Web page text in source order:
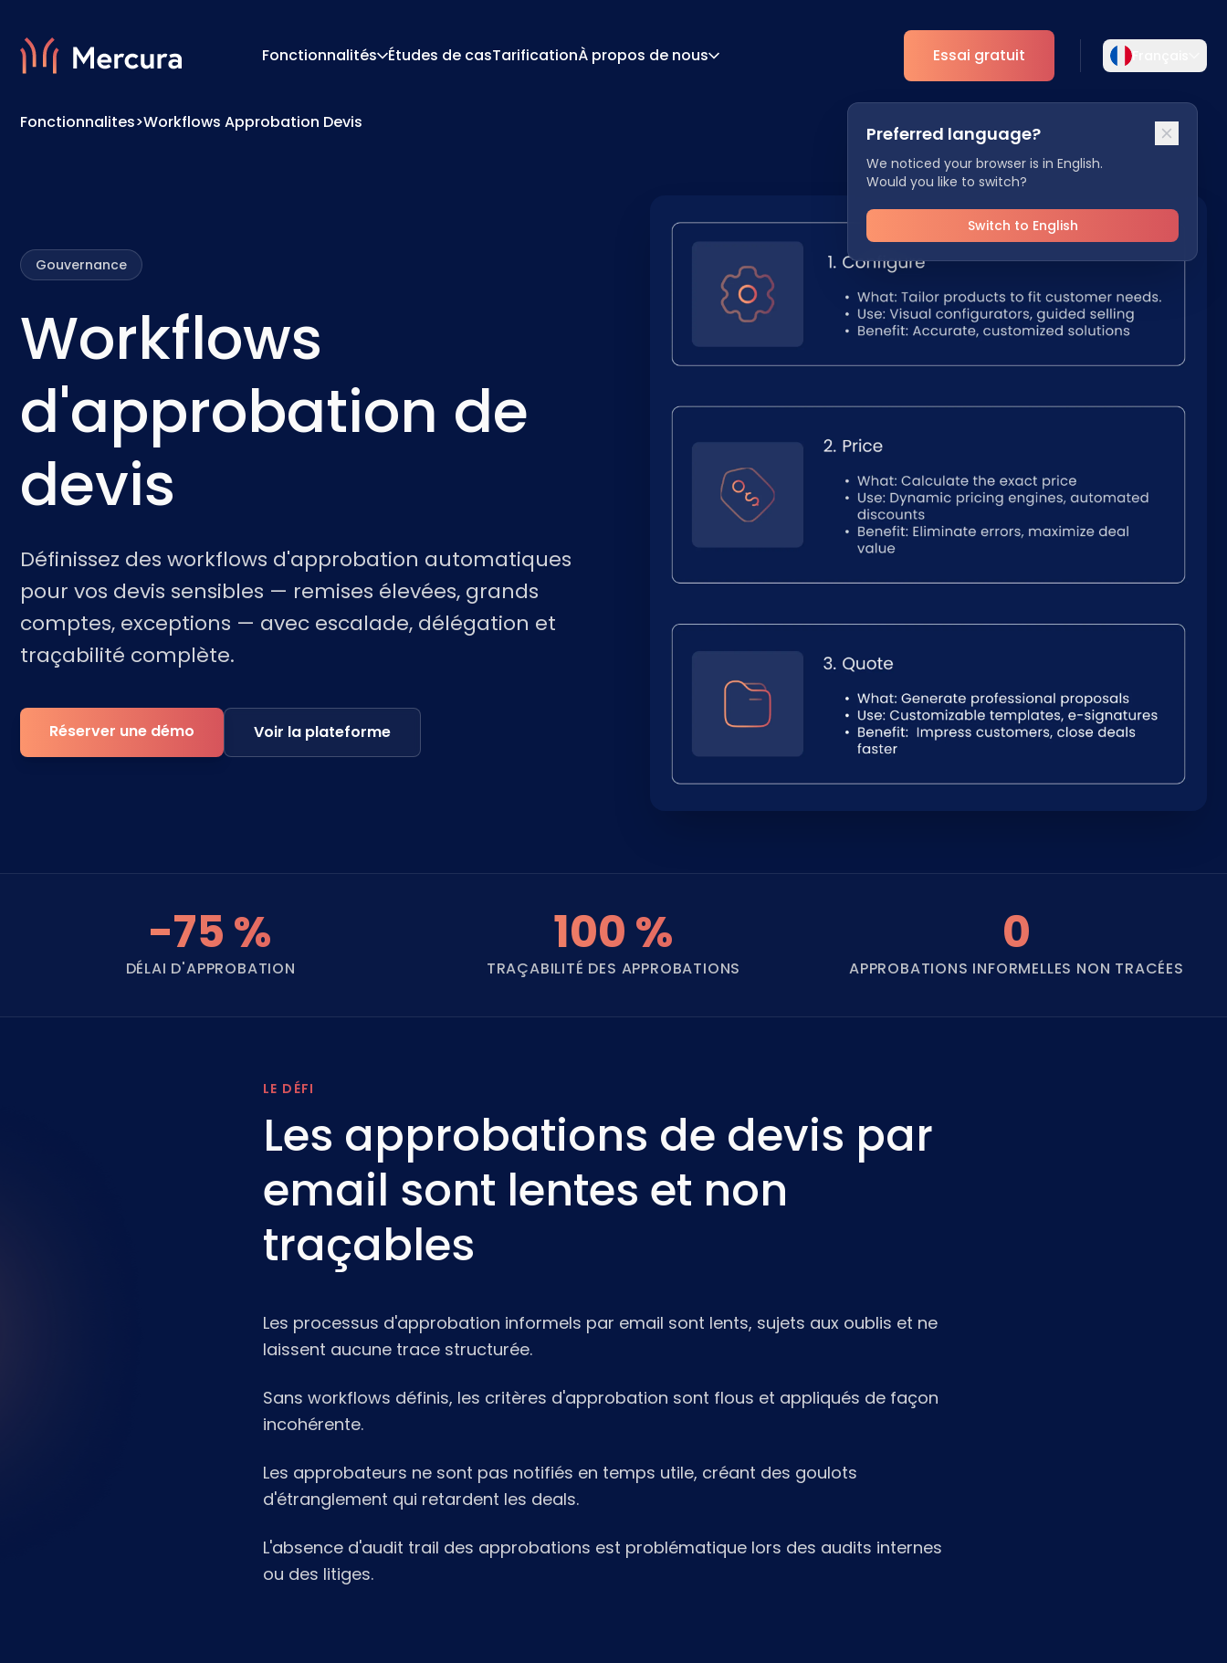
Fonctionnalités
Analytique
Études de casTarificationÀ propos de nous
Partenaires
Preferred language?
We noticed your browser is in English.
Would you like to switch?
Switch to English
Essai gratuit
Choisissez votre langue préférée pour une
expérience plus personnalisée.
English Deutsch
Español Dansk
Svenska
SV
Italiano
IT
Français 日本語
Fonctionnalites>Workflows Approbation Devis
Gouvernance
Workflows
d'approbation de
devis
Définissez des workflows d'approbation automatiques
pour vos devis sensibles — remises élevées, grands
comptes, exceptions — avec escalade, délégation et
traçabilité complète.
Réserver une démo Voir la plateforme
-75 %
DÉLAI D'APPROBATION
100 %
TRAÇABILITÉ DES APPROBATIONS
0
APPROBATIONS INFORMELLES NON TRACÉES
LE DÉFI
Les approbations de devis par
email sont lentes et non
traçables
Les processus d'approbation informels par email sont lents, sujets aux oublis et ne
laissent aucune trace structurée.
Sans workflows définis, les critères d'approbation sont flous et appliqués de façon
incohérente.
Les approbateurs ne sont pas notifiés en temps utile, créant des goulots
d'étranglement qui retardent les deals.
L'absence d'audit trail des approbations est problématique lors des audits internes
ou des litiges.